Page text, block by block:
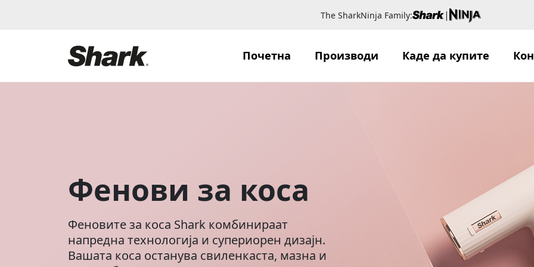
The SharkNinja Family: |
Почетна Производи Каде да купите
Фенови за коса
Феновите за коса Shark комбинираат
напредна технологија и супериорен дизајн.
Вашата коса останува свиленкаста, мазна и